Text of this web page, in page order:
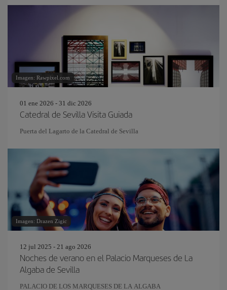
Imagen: Rawpixel.com
01 ene 2026 - 31 dic 2026
Catedral de Sevilla Visita Guiada
Puerta del Lagarto de la Catedral de Sevilla
Imagen: Drazen Zigic
12 jul 2025 - 21 ago 2026
Noches de verano en el Palacio Marqueses de La
Algaba de Sevilla
PALACIO DE LOS MARQUESES DE LA ALGABA